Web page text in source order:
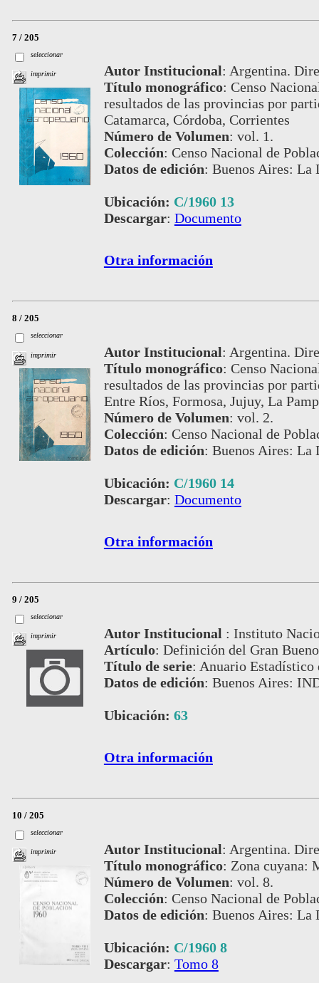
7 / 205
seleccionar
imprimir Autor Institucional: Argentina.
Título monográfico: Censo
resultados de las provincias por
Catamarca, Córdoba, Corrientes
Número de Volumen: vol. 1.
Colección: Censo Nacional de
Datos de edición: Buenos Aires: La
Ubicación: C/1960 13
Descargar: Documento
Otra información
8 / 205
seleccionar
imprimir Autor Institucional: Argentina.
Título monográfico: Censo
resultados de las provincias por
Entre Ríos, Formosa, Jujuy, La
Número de Volumen: vol. 2.
Colección: Censo Nacional de
Datos de edición: Buenos Aires: La
Ubicación: C/1960 14
Descargar: Documento
Otra información
9 / 205
seleccionar
imprimir Autor Institucional : Instituto
Artículo: Definición del Gran
Título de serie: Anuario Estadístico
Datos de edición: Buenos Aires:
Ubicación: 63
Otra información
10 / 205
seleccionar
imprimir Autor Institucional: Argentina.
Título monográfico: Zona cuyana:
Número de Volumen: vol. 8.
Colección: Censo Nacional de
Datos de edición: Buenos Aires: La
Ubicación: C/1960 8
Descargar: Tomo 8